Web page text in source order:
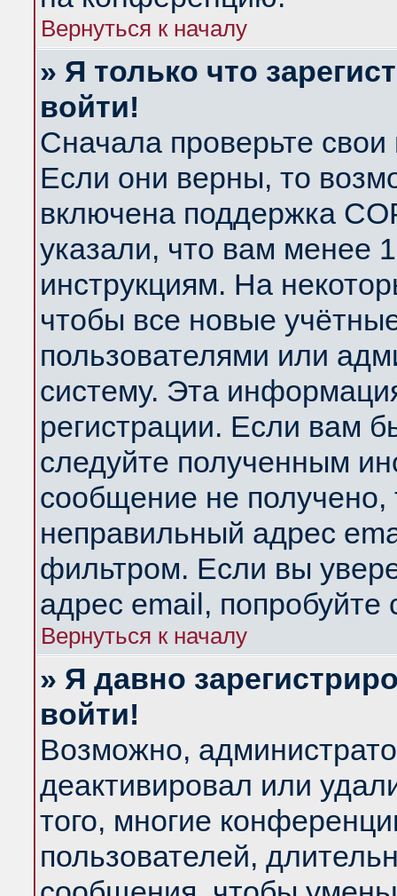
Вернуться к началу
» Я только что
войти!
Сначала проверьте
Если они верны, то
включена поддержка
указали, что вам менее
инструкциям. На
чтобы все новые
пользователями или
систему. Эта
регистрации. Если вам
следуйте полученным
сообщение не получено,
неправильный адрес
фильтром. Если вы
адрес email, попробуйте
Вернуться к началу
» Я давно
войти!
Возможно,
деактивировал или
того, многие
пользователей,